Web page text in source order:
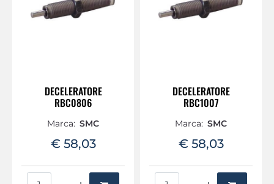
DECELERATORE
RBC0806
Marca: SMC
€ 58,03
DECELERATORE
RBC1007
Marca: SMC
€ 58,03